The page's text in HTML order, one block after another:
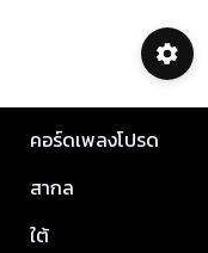
คอร์ดเพลงโปรด
สากล
ใต้